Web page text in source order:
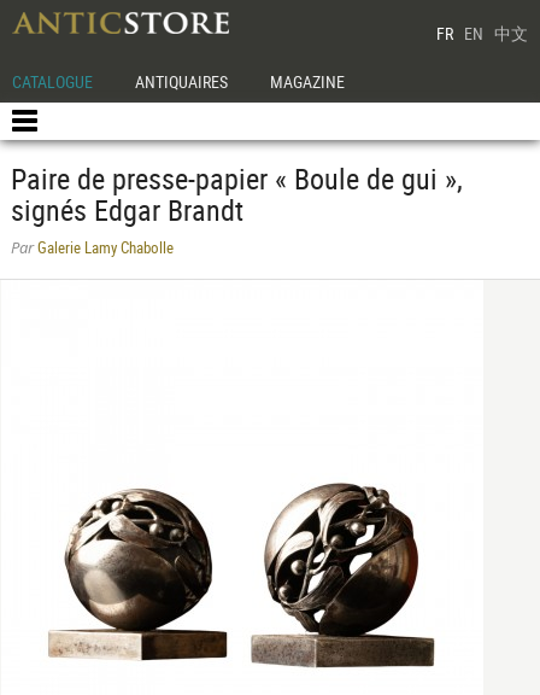
FR EN 中文
CATALOGUE ANTIQUAIRES MAGAZINE
Paire de presse-papier « Boule de gui »,
signés Edgar Brandt
ParGalerie Lamy Chabolle